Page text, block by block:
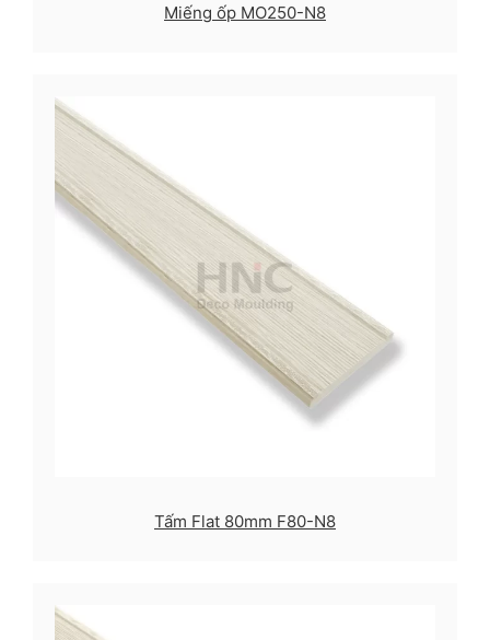
Miếng ốp MO250-N8
Tấm Flat 80mm F80-N8